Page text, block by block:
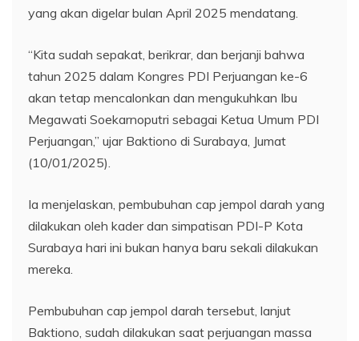
yang akan digelar bulan April 2025 mendatang.
“Kita sudah sepakat, berikrar, dan berjanji bahwa
tahun 2025 dalam Kongres PDI Perjuangan ke-6
akan tetap mencalonkan dan mengukuhkan Ibu
Megawati Soekarnoputri sebagai Ketua Umum PDI
Perjuangan,” ujar Baktiono di Surabaya, Jumat
(10/01/2025).
Ia menjelaskan, pembubuhan cap jempol darah yang
dilakukan oleh kader dan simpatisan PDI-P Kota
Surabaya hari ini bukan hanya baru sekali dilakukan
mereka.
Pembubuhan cap jempol darah tersebut, lanjut
Baktiono, sudah dilakukan saat perjuangan massa